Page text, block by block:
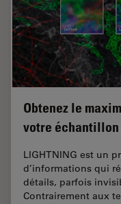
Obtenez le
votre échantillon
LIGHTNING est un
d’informations qui
détails, parfois
Contrairement aux